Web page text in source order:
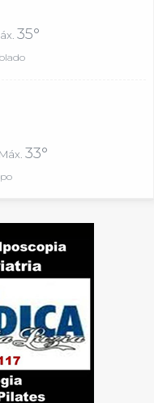
35°
Máx.33°